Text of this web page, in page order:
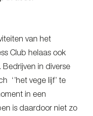
van het
Club helaas ook
in diverse
‘’het vege lijf’ te
in een
is daardoor niet zo